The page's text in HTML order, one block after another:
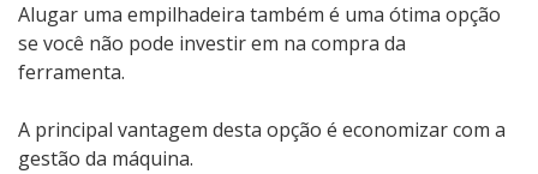
Alugar uma empilhadeira também é uma ótima opção
se você não pode investir em na compra da
ferramenta.
A principal vantagem desta opção é economizar com a
gestão da máquina.